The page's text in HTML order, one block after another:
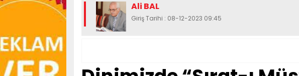
Ali BAL
Giriş Tarihi : 08-12-2023 09:45